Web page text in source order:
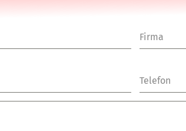
Firma
Telefon